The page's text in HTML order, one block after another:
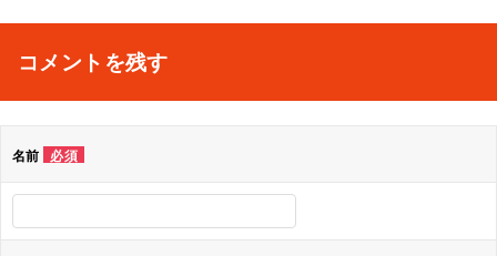
ビ
シ
コメントを残す
名前 必須